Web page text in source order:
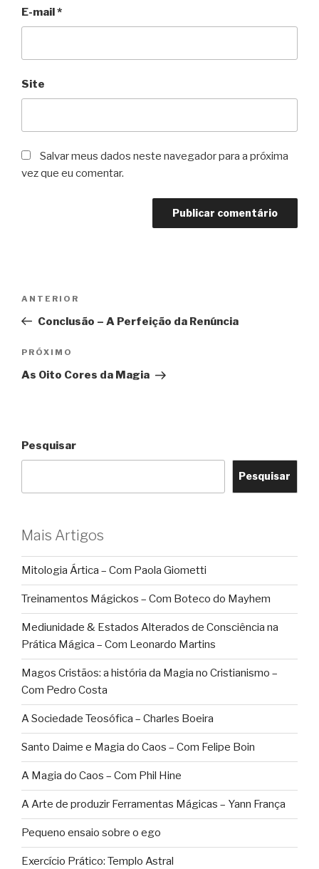
E-mail*
Site
Salvar meus dados neste navegador para a próxima
vez que eu comentar.
Post
Post
anterior
ANTERIOR
Conclusão – A Perfeição da Renúncia
Próximo
post
PRÓXIMO
As Oito Cores da Magia
Pesquisar
Pesquisar
Mais Artigos
Mitologia Ártica – Com Paola Giometti
Treinamentos Mágickos – Com Boteco do Mayhem
Mediunidade & Estados Alterados de Consciência na
Prática Mágica – Com Leonardo Martins
Magos Cristãos: a história da Magia no Cristianismo –
Com Pedro Costa
A Sociedade Teosófica – Charles Boeira
Santo Daime e Magia do Caos – Com Felipe Boin
A Magia do Caos – Com Phil Hine
A Arte de produzir Ferramentas Mágicas – Yann França
Pequeno ensaio sobre o ego
Exercício Prático: Templo Astral